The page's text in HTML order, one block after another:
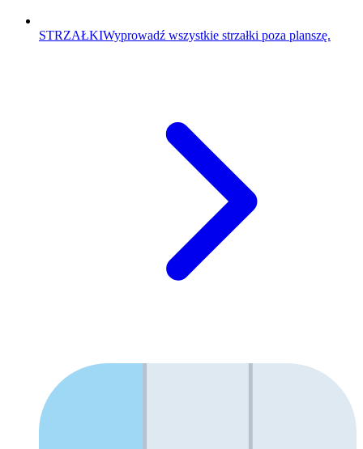
STRZAŁKIWyprowadź wszystkie strzałki poza planszę.